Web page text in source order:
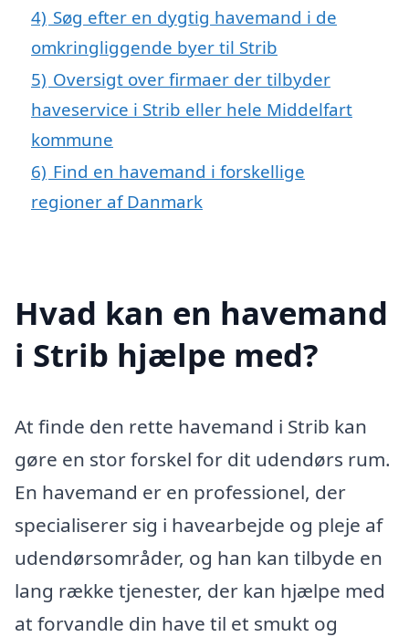
4) Søg efter en dygtig havemand i de
omkringliggende byer til Strib
5) Oversigt over firmaer der tilbyder
haveservice i Strib eller hele Middelfart
kommune
6) Find en havemand i forskellige
regioner af Danmark
Hvad kan en havemand
i Strib hjælpe med?
At finde den rette havemand i Strib kan
gøre en stor forskel for dit udendørs rum.
En havemand er en professionel, der
specialiserer sig i havearbejde og pleje af
udendørsområder, og han kan tilbyde en
lang række tjenester, der kan hjælpe med
at forvandle din have til et smukt og